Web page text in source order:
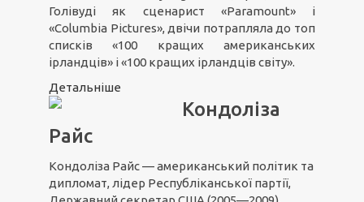
Голівуді як сценарист «Paramount» і
«Columbia Pictures», двічи потрапляла до топ
списків «100 кращих американських
ірландців» і «100 кращих ірландців світу».
Детальніше
Кондоліза
Райс
Кондоліза Райс — американський політик та
дипломат, лідер Республіканської партії,